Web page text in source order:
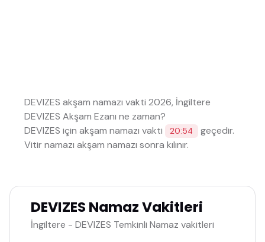
DEVIZES akşam namazı vakti 2026, İngiltere
DEVIZES Akşam Ezanı ne zaman?
DEVIZES için akşam namazı vakti
20:54
geçedir.
Vitir namazı akşam namazı sonra kılınır.
DEVIZES Namaz Vakitleri
İngiltere - DEVIZES Temkinli Namaz vakitleri